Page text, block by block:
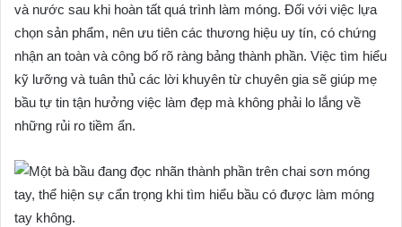
và nước sau khi hoàn tất quá trình làm móng. Đối với việc lựa
chọn sản phẩm, nên ưu tiên các thương hiệu uy tín, có chứng
nhận an toàn và công bố rõ ràng bảng thành phần. Việc tìm hiểu
kỹ lưỡng và tuân thủ các lời khuyên từ chuyên gia sẽ giúp mẹ
bầu tự tin tận hưởng việc làm đẹp mà không phải lo lắng về
những rủi ro tiềm ẩn.